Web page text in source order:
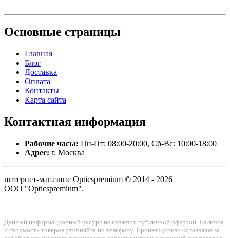
Основные страницы
Главная
Блог
Доставка
Оплата
Контакты
Карта сайта
Контактная информация
Рабочие часы: Пн-Пт: 08:00-20:00, Сб-Вс: 10:00-18:00
Адрес: г. Москва
интернет-магазине Opticspremium © 2014 - 2026
ООО "Opticspremium".
Данный информационный ресурс не является публичной офертой. Наличие
и стоимость товаров уточняйте по телефону. Производители оставляют за